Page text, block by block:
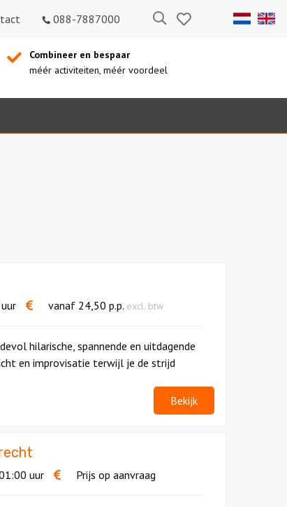
088-7887000 ZoekenBewaarde
uitjes
Combineer en bespaar
méér activiteiten, méér voordeel
vanaf 24,50 p.p. excl. btw
hilarische, spannende en uitdagende
en improvisatie terwijl je de strijd
Bekijk
uur Prijs op aanvraag